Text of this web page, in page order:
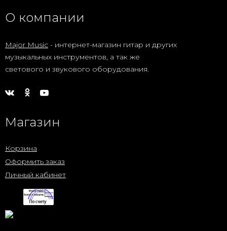
О компании
Major Music - интернет-магазин гитар и других
музыкальных инструментов, а так же
светового и звукового оборудования.
Магазин
Корзина
Оформить заказ
Личный кабинет